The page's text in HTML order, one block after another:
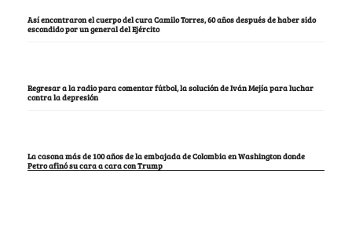
Así encontraron el cuerpo del cura Camilo Torres, 60 años después de haber sido
escondido por un general del Ejército
Regresar a la radio para comentar fútbol, la solución de Iván Mejía para luchar
contra la depresión
La casona más de 100 años de la embajada de Colombia en Washington donde
Petro afinó su cara a cara con Trump